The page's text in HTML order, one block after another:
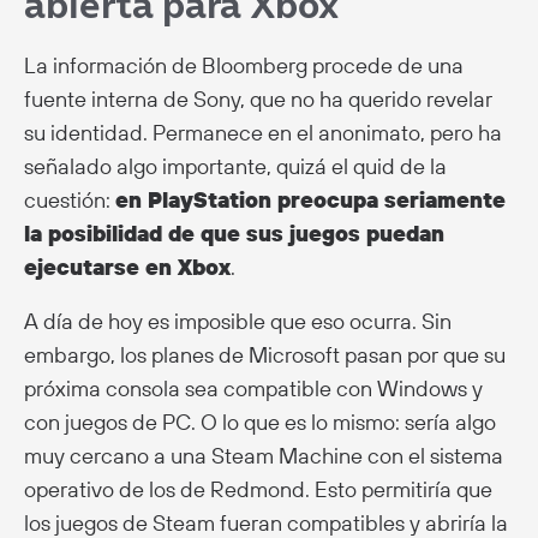
La información de Bloomberg procede de una
fuente interna de Sony, que no ha querido revelar
su identidad. Permanece en el anonimato, pero ha
señalado algo importante, quizá el quid de la
cuestión: en PlayStation preocupa seriamente
la posibilidad de que sus juegos puedan
ejecutarse en Xbox.
A día de hoy es imposible que eso ocurra. Sin
embargo, los planes de Microsoft pasan por que su
próxima consola sea compatible con Windows y
con juegos de PC. O lo que es lo mismo: sería algo
muy cercano a una Steam Machine con el sistema
operativo de los de Redmond. Esto permitiría que
los juegos de Steam fueran compatibles y abriría la